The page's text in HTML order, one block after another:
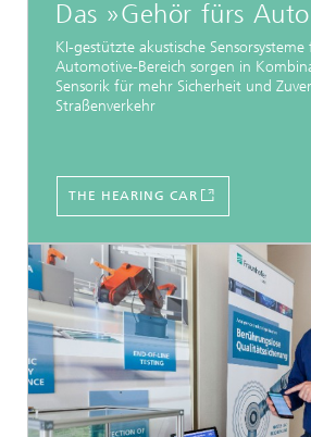
Das »Gehör fürs
KI-gestützte akustische
Automotive-Bereich sorgen in
Sensorik für mehr Sicherheit und
Straßenverkehr
THE HEARING CAR